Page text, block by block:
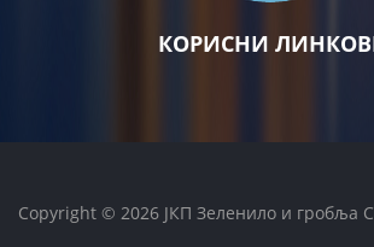
КОРИСНИ
Copyright © 2026 ЈКП Зеленило и гробља